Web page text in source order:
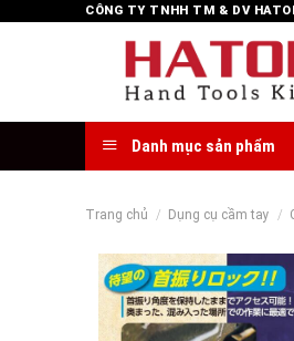
CÔNG TY TNHH TM & DV
Danh mục sản phẩm
Trang chủ / Dụng cụ cầm tay /